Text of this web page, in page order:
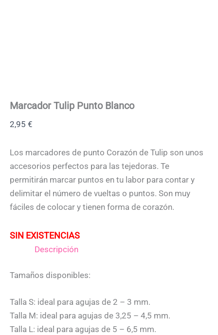
Marcador Tulip Punto Blanco
2,95 €
Los marcadores de punto Corazón de Tulip son unos
accesorios perfectos para las tejedoras. Te
permitirán marcar puntos en tu labor para contar y
delimitar el número de vueltas o puntos. Son muy
fáciles de colocar y tienen forma de corazón.
SIN EXISTENCIAS
Descripción
Tamaños disponibles:
Talla S: ideal para agujas de 2 – 3 mm.
Talla M: ideal para agujas de 3,25 – 4,5 mm.
Talla L: ideal para agujas de 5 – 6,5 mm.